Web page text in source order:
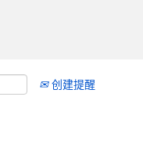
创建提醒